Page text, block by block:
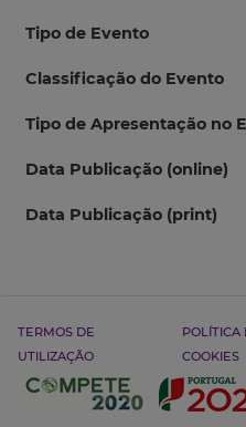
Tipo de Evento
Classificação do Evento
Tipo de Apresentação no
Data Publicação (online)
Data Publicação (print)
TERMOS DE
UTILIZAÇÃO
POLÍTICA
COOKIES